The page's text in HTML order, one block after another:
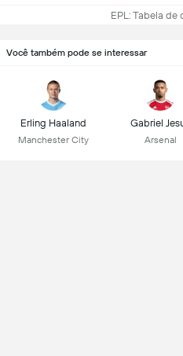
EPL: Tabela de
Você também pode se interessar
Erling Haaland
Manchester City
Gabriel
Arsenal